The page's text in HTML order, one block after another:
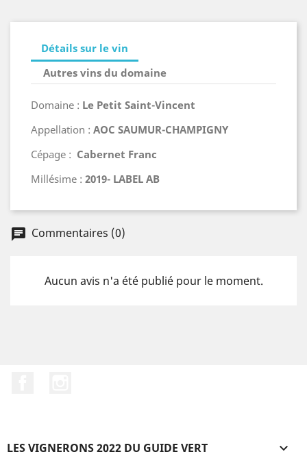
Détails sur le vin
Autres vins du domaine
Domaine : Le Petit Saint-Vincent
Appellation : AOC SAUMUR-CHAMPIGNY
Cépage : Cabernet Franc
Millésime : 2019- LABEL AB
chat Commentaires (0)
Aucun avis n'a été publié pour le moment.
LES VIGNERONS 2022 DU GUIDE VERT 